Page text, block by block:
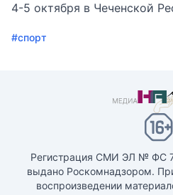
4-5 октября в Чеченской
#спорт
Регистрация СМИ ЭЛ № ФС
выдано Роскомнадзором.
воспроизведении